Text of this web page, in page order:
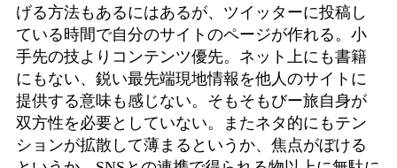
げる方法もあるにはあるが、ツイッターに投稿し
ている時間で自分のサイトのページが作れる。小
手先の技よりコンテンツ優先。ネット上にも書籍
にもない、鋭い最先端現地情報を他人のサイトに
提供する意味も感じない。そもそもびー旅自身が
双方性を必要としていない。またネタ的にもテン
ションが拡散して薄まるというか、焦点がぼける